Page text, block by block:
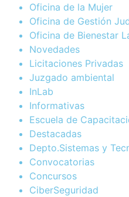
Oficina de la Mujer
Oficina de Gestión
Oficina de Bienestar
Novedades
Licitaciones Privadas
Juzgado ambiental
InLab
Informativas
Escuela de
Destacadas
Depto.Sistemas y
Convocatorias
Concursos
CiberSeguridad